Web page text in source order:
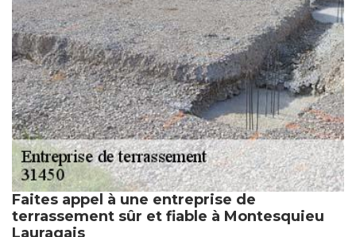
Faites appel à une entreprise de
terrassement sûr et fiable à Montesquieu
Lauragais